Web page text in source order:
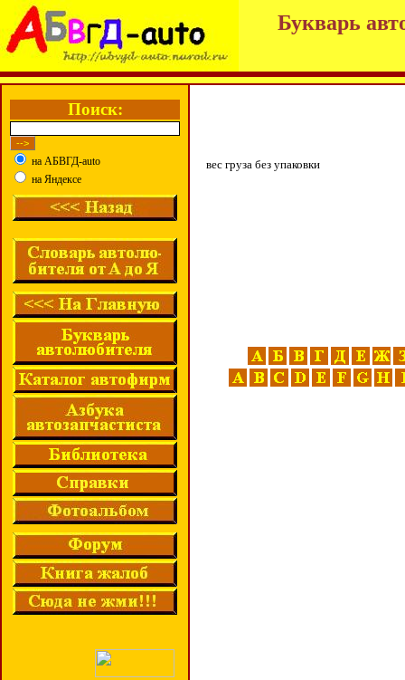
Букварь
Поиск:
на АБВГД-auto
на Яндексе
вес груза без упаковки